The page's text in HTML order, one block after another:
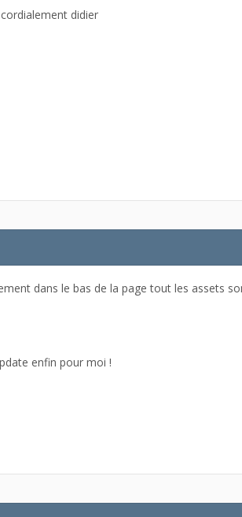
didier
dans le bas de la page tout les assets
enfin pour moi !